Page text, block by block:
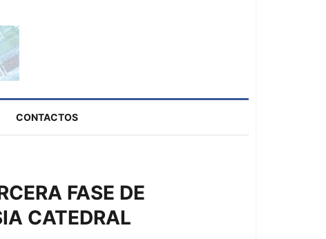
CONTACTOS
FASE DE
CATEDRAL